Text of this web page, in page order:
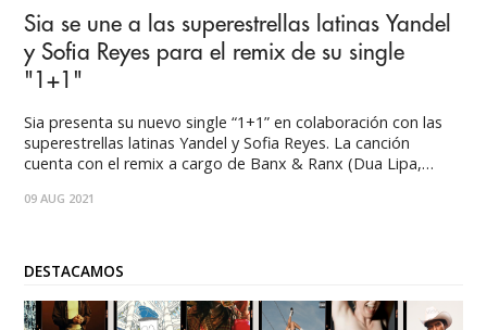
Sia se une a las superestrellas latinas Yandel
y Sofia Reyes para el remix de su single
"1+1"
Sia presenta su nuevo single “1+1” en colaboración con las
superestrellas latinas Yandel y Sofia Reyes. La canción
cuenta con el remix a cargo de Banx & Ranx (Dua Lipa,
incluida en el álbum de estudio más reciente de
09 AUG 2021
DESTACAMOS